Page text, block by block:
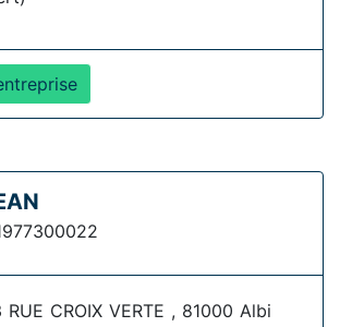
RUE CROIX VERTE , 81000 Albi